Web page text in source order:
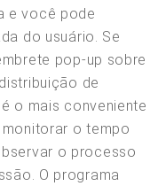
e você pode
do usuário. Se
pop-up sobre
de
o mais conveniente
o tempo
o processo
O programa